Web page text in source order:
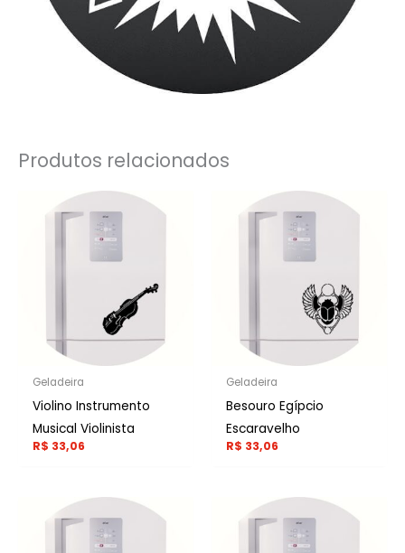
Produtos relacionados
Geladeira
Violino Instrumento
Musical Violinista
R$ 33,06
Geladeira
Besouro Egípcio
Escaravelho
R$ 33,06